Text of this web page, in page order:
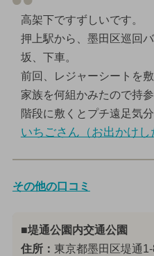
高架下ですずしいです。
押上駅から、墨田区巡回
坂、下車。
前回、レジャーシートを
家族を何組かみたので持
階段に敷くとプチ遠足気
いちごさん（お出かけし
その他の口コミ
■堤通公園内交通公園
住所： 東京都墨田区堤通